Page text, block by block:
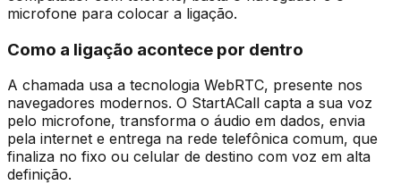
microfone para colocar a ligação.
Como a ligação acontece por dentro
A chamada usa a tecnologia WebRTC, presente nos
navegadores modernos. O StartACall capta a sua voz
pelo microfone, transforma o áudio em dados, envia
pela internet e entrega na rede telefônica comum, que
finaliza no fixo ou celular de destino com voz em alta
definição.